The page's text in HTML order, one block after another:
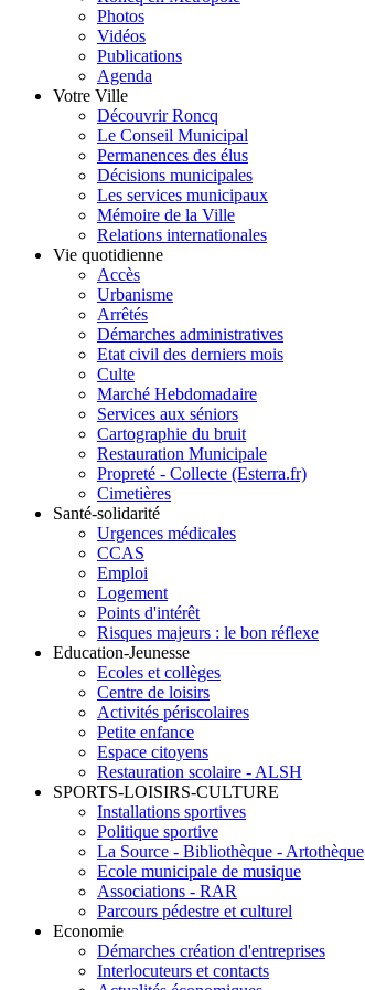
Photos
Vidéos
Publications
Agenda
Votre Ville
Découvrir Roncq
Le Conseil Municipal
Permanences des élus
Décisions municipales
Les services municipaux
Mémoire de la Ville
Relations internationales
Vie quotidienne
Accès
Urbanisme
Arrêtés
Démarches administratives
Etat civil des derniers mois
Culte
Marché Hebdomadaire
Services aux séniors
Cartographie du bruit
Restauration Municipale
Propreté - Collecte (Esterra.fr)
Cimetières
Santé-solidarité
Urgences médicales
CCAS
Emploi
Logement
Points d'intérêt
Risques majeurs : le bon réflexe
Education-Jeunesse
Ecoles et collèges
Centre de loisirs
Activités périscolaires
Petite enfance
Espace citoyens
Restauration scolaire - ALSH
SPORTS-LOISIRS-CULTURE
Installations sportives
Politique sportive
La Source - Bibliothèque - Artothèque
Ecole municipale de musique
Associations - RAR
Parcours pédestre et culturel
Economie
Démarches création d'entreprises
Interlocuteurs et contacts